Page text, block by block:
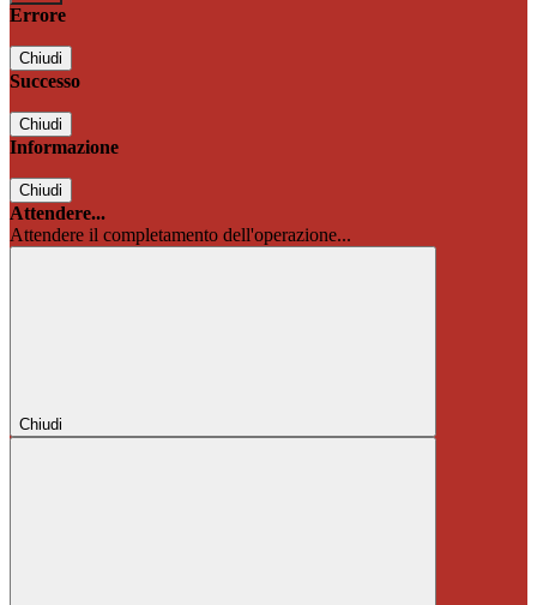
Errore
Chiudi
Successo
Chiudi
Informazione
Chiudi
Attendere...
Attendere il completamento dell'operazione...
Chiudi